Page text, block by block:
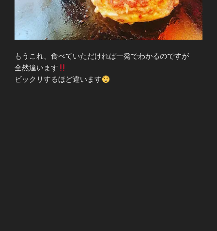
もうこれ、食べていただければ一発でわかるのですが
全然違います
ビックリするほど違います